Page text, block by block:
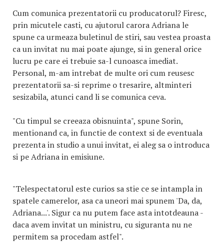
Cum comunica prezentatorii cu producatorul? Firesc,
prin micutele casti, cu ajutorul carora Adriana le
spune ca urmeaza buletinul de stiri, sau vestea proasta
ca un invitat nu mai poate ajunge, si in general orice
lucru pe care ei trebuie sa-l cunoasca imediat.
Personal, m-am intrebat de multe ori cum reusesc
prezentatorii sa-si reprime o tresarire, altminteri
sesizabila, atunci cand li se comunica ceva.
"Cu timpul se creeaza obisnuinta", spune Sorin,
mentionand ca, in functie de context si de eventuala
prezenta in studio a unui invitat, ei aleg sa o introduca
si pe Adriana in emisiune.
"Telespectatorul este curios sa stie ce se intampla in
spatele camerelor, asa ca uneori mai spunem 'Da, da,
Adriana...'. Sigur ca nu putem face asta intotdeauna -
daca avem invitat un ministru, cu siguranta nu ne
permitem sa procedam astfel".